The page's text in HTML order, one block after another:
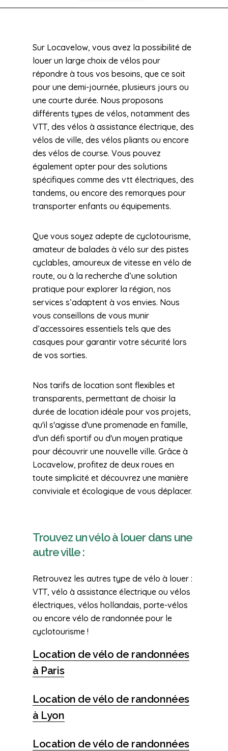
Sur Locavelow, vous avez la possibilité de
louer un large choix de vélos pour
répondre à tous vos besoins, que ce soit
pour une demi-journée, plusieurs jours ou
une courte durée. Nous proposons
différents types de vélos, notamment des
VTT, des vélos à assistance électrique, des
vélos de ville, des vélos pliants ou encore
des vélos de course. Vous pouvez
également opter pour des solutions
spécifiques comme des vtt électriques, des
tandems, ou encore des remorques pour
transporter enfants ou équipements.
Que vous soyez adepte de cyclotourisme,
amateur de balades à vélo sur des pistes
cyclables, amoureux de vitesse en vélo de
route, ou à la recherche d’une solution
pratique pour explorer la région, nos
services s’adaptent à vos envies. Nous
vous conseillons de vous munir
d’accessoires essentiels tels que des
casques pour garantir votre sécurité lors
de vos sorties.
Nos tarifs de location sont flexibles et
transparents, permettant de choisir la
durée de location idéale pour vos projets,
qu'il s'agisse d'une promenade en famille,
d'un défi sportif ou d'un moyen pratique
pour découvrir une nouvelle ville. Grâce à
Locavelow, profitez de deux roues en
toute simplicité et découvrez une manière
conviviale et écologique de vous déplacer.
Trouvez un vélo à louer dans une
autre ville :
Retrouvez les autres type de vélo à louer :
VTT, vélo à assistance électrique ou vélos
électriques, vélos hollandais, porte-vélos
ou encore vélo de randonnée pour le
cyclotourisme !
Location de vélo de randonnées
à Paris
Location de vélo de randonnées
à Lyon
Location de vélo de randonnées